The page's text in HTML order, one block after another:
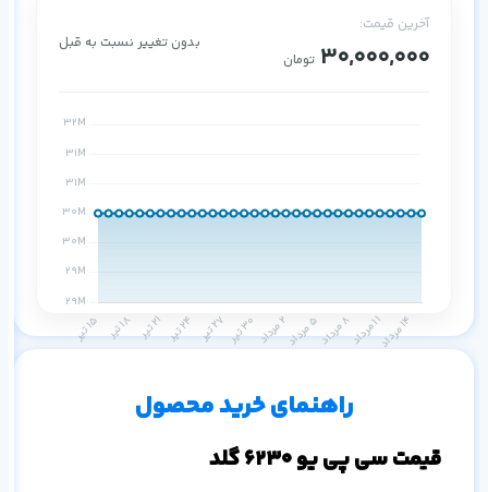
آخرین قیمت:
30,000,000 تومان
بدون تغییر نسبت به قبل
راهنمای خرید محصول
قیمت سی پی یو 6230 گلد